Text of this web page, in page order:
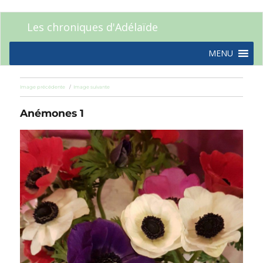
Les chroniques d'Adélaïde
MENU
Image précédente Image suivante
Anémones 1